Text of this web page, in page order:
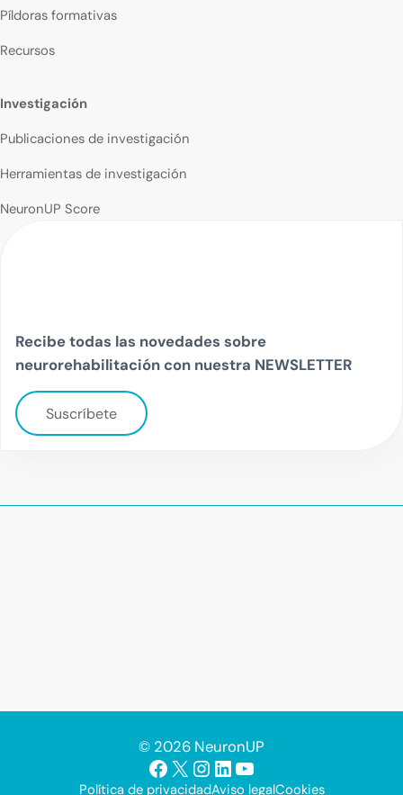
Píldoras formativas
Recursos
Investigación
Publicaciones de investigación
Herramientas de investigación
NeuronUP Score
Recibe todas las novedades sobre
neurorehabilitación con nuestra NEWSLETTER
Suscríbete
© 2026 NeuronUP
Facebook
X Instagram
LinkedIn
YouTube
Política de privacidadAviso legalCookies